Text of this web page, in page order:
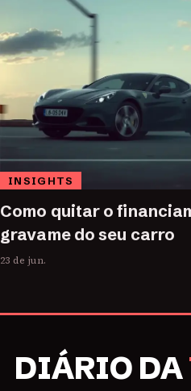
INSIGHTS
Como quitar o
gravame do seu carro
23 de jun.
DIÁRIO DA